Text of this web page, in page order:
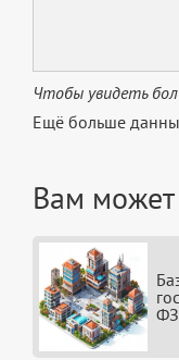
Чтобы увидеть
Ещё больше
Вам может
ФЗ